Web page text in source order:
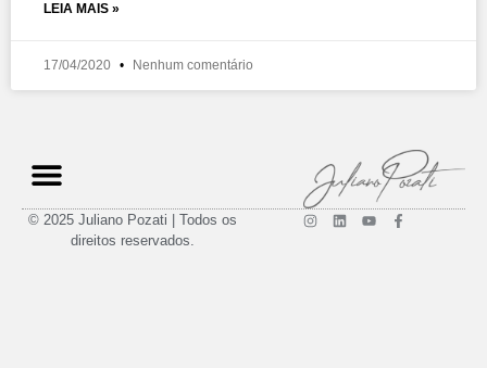
LEIA MAIS »
17/04/2020 Nenhum comentário
© 2025 Juliano Pozati | Todos os
direitos reservados.